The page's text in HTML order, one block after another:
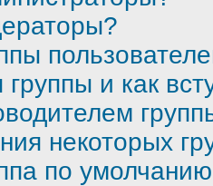
группы и как
некоторых
по